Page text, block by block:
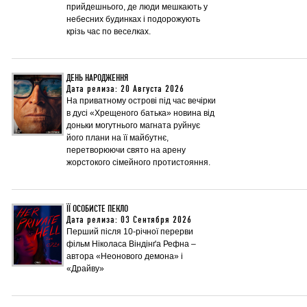
прийдешнього, де люди мешкають у
небесних будинках і подорожують
крізь час по веселках.
ДЕНЬ НАРОДЖЕННЯ
Дата релиза: 20 Августа 2026
На приватному острові під час вечірки
в дусі «Хрещеного батька» новина від
доньки могутнього магната руйнує
його плани на її майбутнє,
перетворюючи свято на арену
жорстокого сімейного протистояння.
ЇЇ ОСОБИСТЕ ПЕКЛО
Дата релиза: 03 Сентября 2026
Перший після 10-річної перерви
фільм Ніколаса Віндінґа Рефна –
автора «Неонового демона» і
«Драйву»